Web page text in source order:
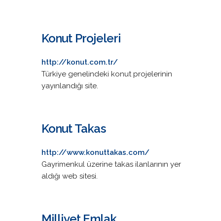
Konut Projeleri
http://konut.com.tr/
Türkiye genelindeki konut projelerinin
yayınlandığı site.
Konut Takas
http://www.konuttakas.com/
Gayrimenkul üzerine takas ilanlarının yer
aldığı web sitesi.